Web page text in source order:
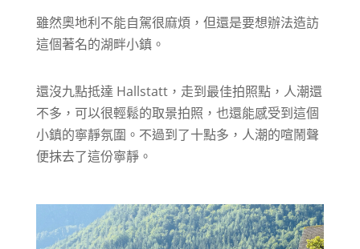
雖然奧地利不能自駕很麻煩，但還是要想辦法造訪
這個著名的湖畔小鎮。
還沒九點抵達 Hallstatt，走到最佳拍照點，人潮還
不多，可以很輕鬆的取景拍照，也還能感受到這個
小鎮的寧靜氛圍。不過到了十點多，人潮的喧鬧聲
便抹去了這份寧靜。